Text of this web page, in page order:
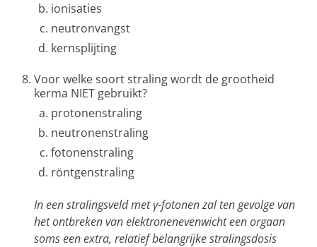
ionisaties
neutronvangst
kernsplijting
Voor welke soort straling wordt de grootheid
kerma NIET gebruikt?
protonenstraling
neutronenstraling
fotonenstraling
röntgenstraling
In een stralingsveld met γ-fotonen zal ten gevolge van
het ontbreken van elektronenevenwicht een orgaan
soms een extra, relatief belangrijke stralingsdosis